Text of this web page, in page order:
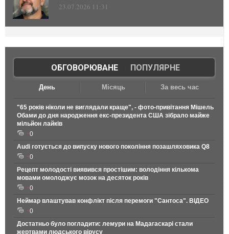
23.07.2026 11:31
ОБГОВОРЮВАНЕ| ПОПУЛЯРНЕ
День Місяць За весь час
"65 років ніколи не виглядали краще", - фото-привітання Мішель
Обами до дня народження екс-президента США зібрало майже
мільйон лайків
0
Audi готується до випуску нового покоління позашляховика Q8
0
Рецепт молодості виявився простішим: володіння кількома
мовами омолоджує мозок на десяток років
0
Неймар влаштував конфлікт після перемоги "Сантоса". ВІДЕО
0
Достатньо було погладити: лемури на Мадагаскарі стали
жертвами людського вірусу